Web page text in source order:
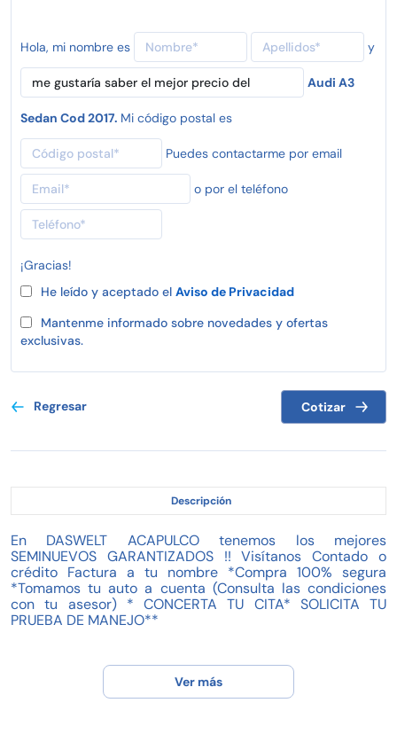
Hola, mi nombre es y
Audi A3
Sedan Cod 2017. Mi código postal es
Puedes contactarme por email
o por el teléfono
¡Gracias!
He leído y aceptado el Aviso de Privacidad
Mantenme informado sobre novedades y ofertas
exclusivas.
Regresar Cotizar
Descripción
En DASWELT ACAPULCO tenemos los mejores
SEMINUEVOS GARANTIZADOS !! Visítanos Contado o
crédito Factura a tu nombre *Compra 100% segura
*Tomamos tu auto a cuenta (Consulta las condiciones
con tu asesor) * CONCERTA TU CITA* SOLICITA TU
PRUEBA DE MANEJO**
+ La unidad puede ser apartada desde $5,000.00 por un
lapso de 4 das NATURALES, en lo que se tramita el
Ver más